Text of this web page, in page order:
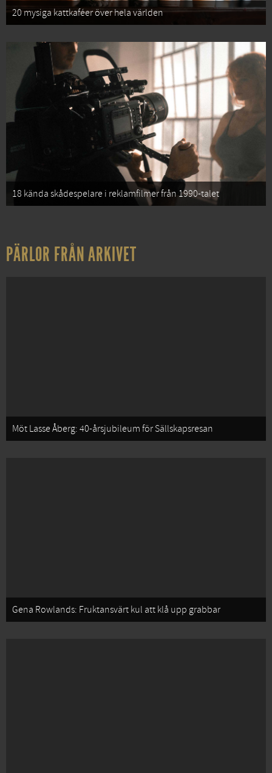
20 mysiga kattkaféer över hela världen
18 kända skådespelare i reklamfilmer från 1990-talet
PÄRLOR FRÅN ARKIVET
Möt Lasse Åberg: 40-årsjubileum för Sällskapsresan
Gena Rowlands: Fruktansvärt kul att klå upp grabbar